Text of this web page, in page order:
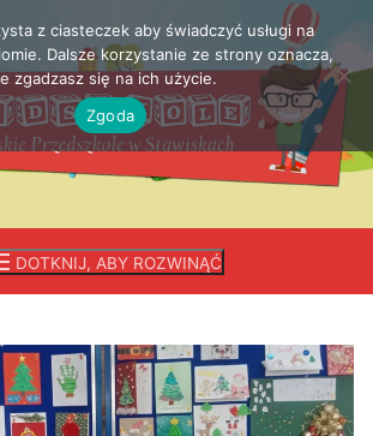
DOTKNIJ, ABY ROZWINĄĆ
z ciasteczek aby świadczyć usługi na
Dalsze korzystanie ze strony oznacza,
zgadzasz się na ich użycie.
Zgoda